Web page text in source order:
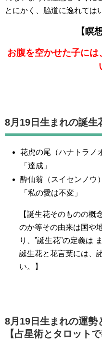
とにかく、脇道に逸れては
【瞑
お腹を空かせた子に
8月19日生まれの誕生
花虎の尾（ハナトラノ
「達成」
酔仙翁（スイセンノウ）
「私の愛は不変」
【誕生花そのものの概
のか等その由来は国や
り、”誕生花”の定義は
誕生花と花言葉には、
い。】
8月19日生まれの運勢
【占星術とタロット